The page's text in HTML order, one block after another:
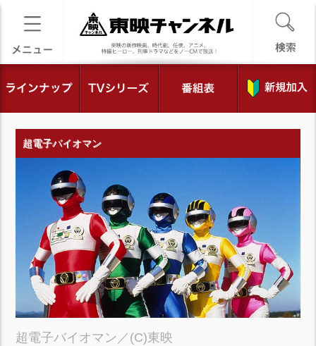
超電子バイオマン
超電子バイオマン／(C)東映